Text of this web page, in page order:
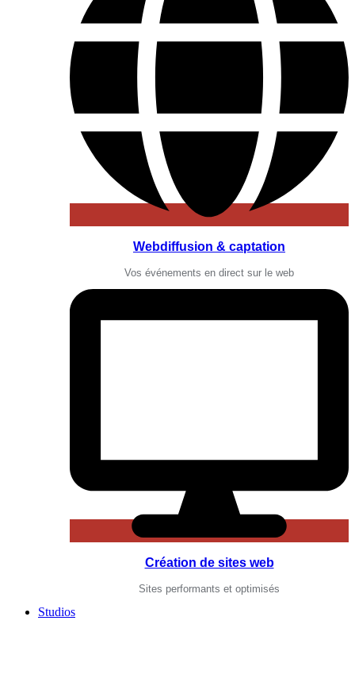
Webdiffusion & captation
Vos événements en direct sur le web
Création de sites web
Sites performants et optimisés
Studios